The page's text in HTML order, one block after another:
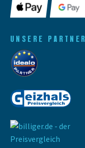
UNSERE PARTNER